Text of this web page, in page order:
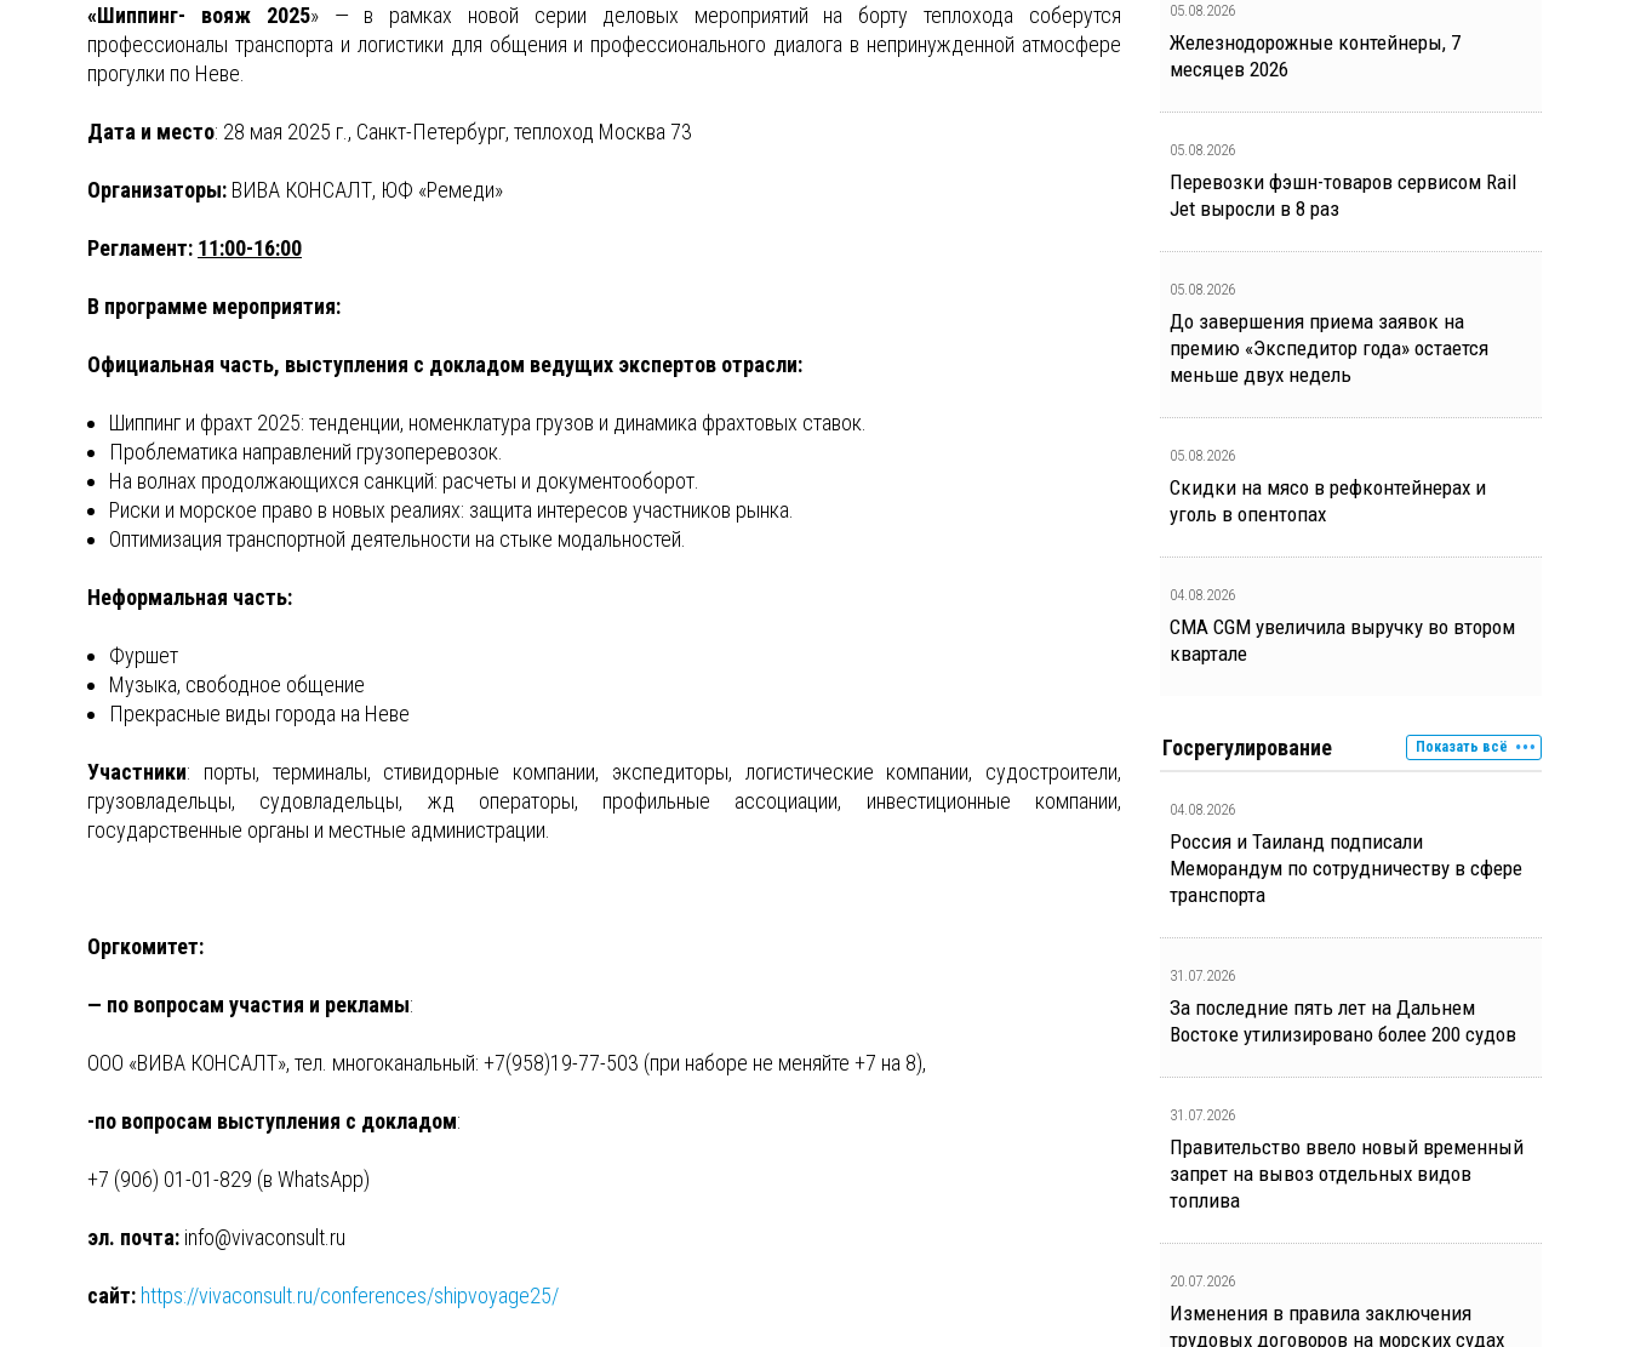
«Шиппинг- вояж 2025» — в рамках новой серии деловых мероприятий на борту теплохода соберутся
профессионалы транспорта и логистики для общения и профессионального диалога в непринужденной атмосфере
прогулки по Неве.
Дата и место: 28 мая 2025 г., Санкт-Петербург, теплоход Москва 73
Организаторы: ВИВА КОНСАЛТ, ЮФ «Ремеди»
Регламент: 11:00-16:00
В программе мероприятия:
Официальная часть, выступления с докладом ведущих экспертов отрасли:
Шиппинг и фрахт 2025: тенденции, номенклатура грузов и динамика фрахтовых ставок.
Проблематика направлений грузоперевозок.
На волнах продолжающихся санкций: расчеты и документооборот.
Риски и морское право в новых реалиях: защита интересов участников рынка.
Оптимизация транспортной деятельности на стыке модальностей.
Неформальная часть:
Фуршет
Музыка, свободное общение
Прекрасные виды города на Неве
Участники: порты, терминалы, стивидорные компании, экспедиторы, логистические компании, судостроители,
грузовладельцы, судовладельцы, жд операторы, профильные ассоциации, инвестиционные компании,
государственные органы и местные администрации.
Оргкомитет:
— по вопросам участия и рекламы:
ООО «ВИВА КОНСАЛТ», тел. многоканальный: +7(958)19-77-503 (при наборе не меняйте +7 на 8),
-по вопросам выступления с докладом:
+7 (906) 01-01-829 (в WhatsApp)
эл. почта: info@vivaconsult.ru
сайт: https://vivaconsult.ru/conferences/shipvoyage25/
05.08.2026
Железнодорожные контейнеры, 7
месяцев 2026
05.08.2026
Перевозки фэшн-товаров сервисом Rail
Jet выросли в 8 раз
05.08.2026
До завершения приема заявок на
премию «Экспедитор года» остается
меньше двух недель
05.08.2026
Скидки на мясо в рефконтейнерах и
уголь в опентопах
04.08.2026
CMA CGM увеличила выручку во втором
квартале
Госрегулирование Показать всё
04.08.2026
Россия и Таиланд подписали
Меморандум по сотрудничеству в сфере
транспорта
31.07.2026
За последние пять лет на Дальнем
Востоке утилизировано более 200 судов
31.07.2026
Правительство ввело новый временный
запрет на вывоз отдельных видов
топлива
20.07.2026
Изменения в правила заключения
трудовых договоров на морских судах